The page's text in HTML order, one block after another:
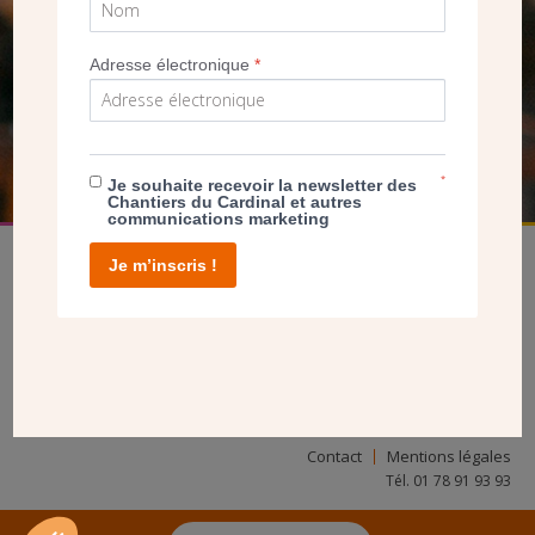
SEUL VOTRE DON
NOUS PERMET D’AGIR
Contact Mentions légales
Tél. 01 78 91 93 93
Adresse électronique*
Je souhaite recevoir la newsletter des
Chantiers du Cardinal et autres
communications marketing
*
Je m’inscris !